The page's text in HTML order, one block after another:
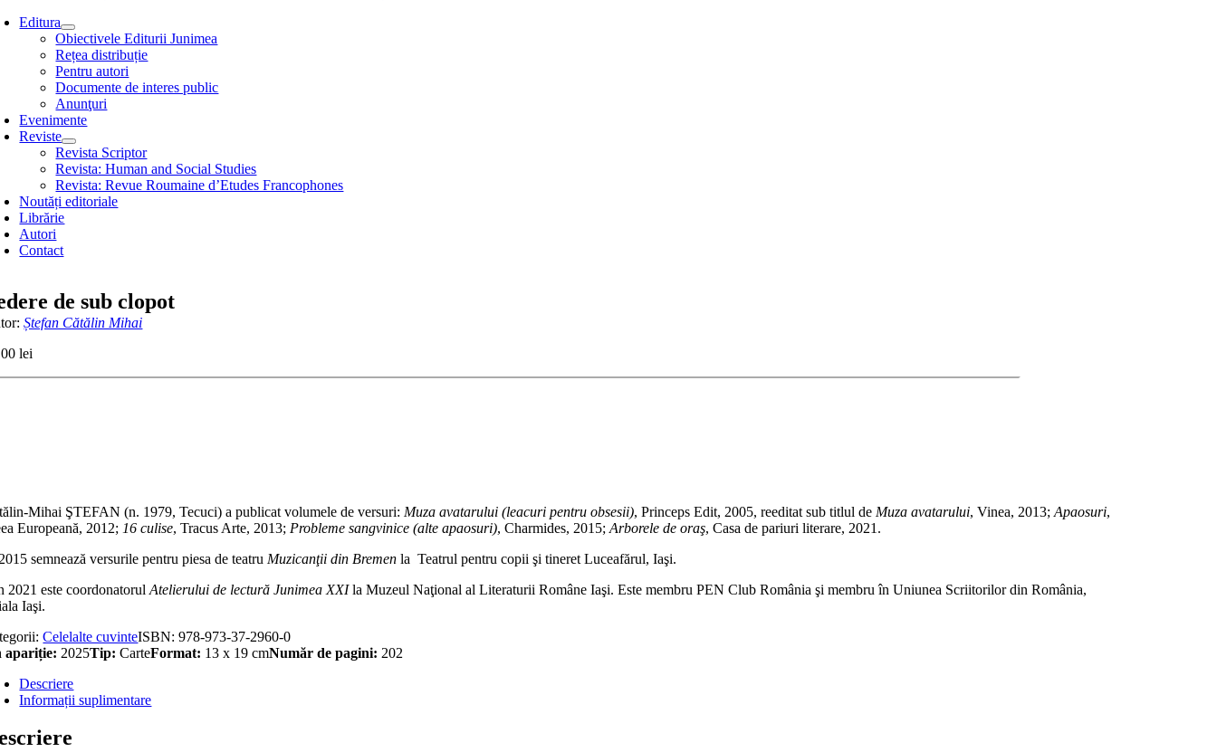
Editura
Obiectivele Editurii Junimea
Rețea distribuție
Pentru autori
Documente de interes public
Anunţuri
Evenimente
Reviste
Revista Scriptor
Revista: Human and Social Studies
Revista: Revue Roumaine d’Etudes Francophones
Noutăți editoriale
Librărie
Autori
Contact
de sub clopot
Ștefan Cătălin Mihai
lei
Mihai ŞTEFAN (n. 1979, Tecuci) a publicat volumele de versuri: Muza avatarului (leacuri pentru obsesii), Princeps Edit, 2005, reeditat sub titlul de Muza avatarului, Vinea, 2013;Apaosuri,
Europeană, 2012; 16 culise, Tracus Arte, 2013; Probleme sangvinice (alte apaosuri), Charmides, 2015; Arborele de oraş, Casa de pariuri literare, 2021.
semnează versurile pentru piesa de teatru Muzicanţii din Bremen la Teatrul pentru copii şi tineret Luceafărul, Iaşi.
2021 este coordonatorulAtelierului de lectură Junimea XXIla Muzeul Naţional al Literaturii Române Iaşi. Este membru PEN Club România şi membru în Uniunea Scriitorilor din România,
Iaşi.
Celelalte cuvinteISBN:978-973-37-2960-0
apariție: 2025Tip: CarteFormat: 13 x 19 cmNumăr de pagini: 202
Descriere
Informații suplimentare